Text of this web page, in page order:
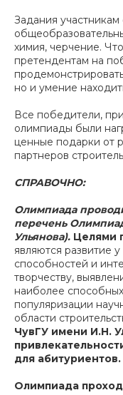
Задания
химия, черчение.
претендентам на
но и умение
Все победители,
олимпиады были
ценные подарки от
партнеров
СПРАВОЧНО:
Олимпиада
перечень
Ульянова). Целями
являются развитие
способностей и
творчеству,
наиболее
популяризации
области
ЧувГУ имени И.Н.
для абитуриентов.
Олимпиада